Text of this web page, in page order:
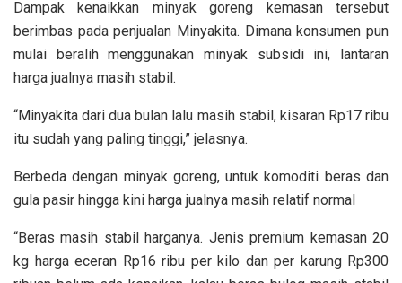
Dampak kenaikkan minyak goreng kemasan tersebut
berimbas pada penjualan Minyakita. Dimana konsumen pun
mulai beralih menggunakan minyak subsidi ini, lantaran
harga jualnya masih stabil.
“Minyakita dari dua bulan lalu masih stabil, kisaran Rp17 ribu
itu sudah yang paling tinggi,” jelasnya.
Berbeda dengan minyak goreng, untuk komoditi beras dan
gula pasir hingga kini harga jualnya masih relatif normal
“Beras masih stabil harganya. Jenis premium kemasan 20
kg harga eceran Rp16 ribu per kilo dan per karung Rp300